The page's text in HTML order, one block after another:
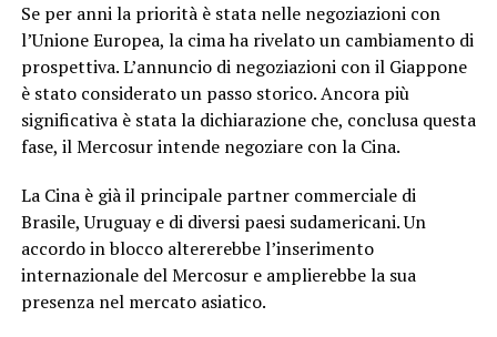
Se per anni la priorità è stata nelle negoziazioni con
l’Unione Europea, la cima ha rivelato un cambiamento di
prospettiva. L’annuncio di negoziazioni con il Giappone
è stato considerato un passo storico. Ancora più
significativa è stata la dichiarazione che, conclusa questa
fase, il Mercosur intende negoziare con la Cina.
La Cina è già il principale partner commerciale di
Brasile, Uruguay e di diversi paesi sudamericani. Un
accordo in blocco altererebbe l’inserimento
internazionale del Mercosur e amplierebbe la sua
presenza nel mercato asiatico.